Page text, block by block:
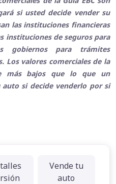
si usted decide vender su
las instituciones financieras
instituciones de seguros para
para trámites
Los valores comerciales de la
más bajos que lo que un
si decide venderlo por si
Vende tu
auto